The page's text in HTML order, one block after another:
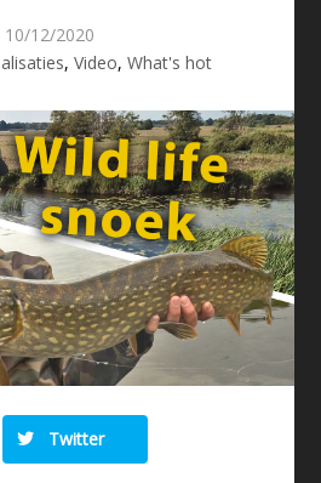
10/12/2020
, Video, What's hot
Twitter